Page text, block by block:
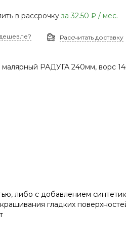
в рассрочку за 32.50 ₽/ мес.
Рассчитать доставку
РАДУГА 240мм, ворс
либо с добавлением
гладких